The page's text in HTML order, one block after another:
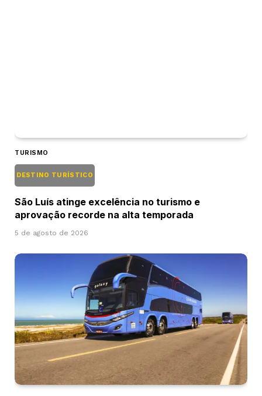
TURISMO
DESTINO TURÍSTICO
São Luís atinge excelência no turismo e
aprovação recorde na alta temporada
5 de agosto de 2026